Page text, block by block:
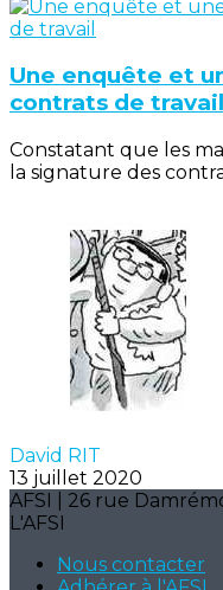
Une enquête et
contrats de travail
Constatant que les
la signature des
David RIT
13 juillet 2020
AFSI | 26 rue
L'AFSI
Nous contacter